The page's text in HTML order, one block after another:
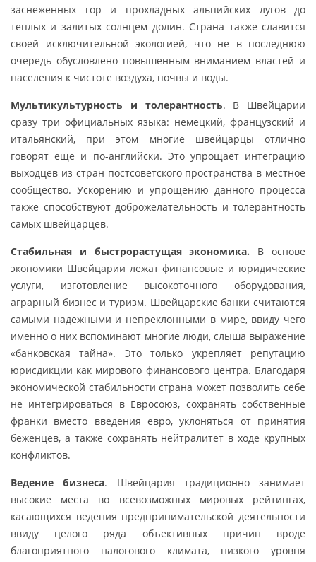
заснеженных гор и прохладных альпийских лугов до
теплых и залитых солнцем долин. Страна также славится
своей исключительной экологией, что не в последнюю
очередь обусловлено повышенным вниманием властей и
населения к чистоте воздуха, почвы и воды.
Мультикультурность и толерантность. В Швейцарии
сразу три официальных языка: немецкий, французский и
итальянский, при этом многие швейцарцы отлично
говорят еще и по-английски. Это упрощает интеграцию
выходцев из стран постсоветского пространства в местное
сообщество. Ускорению и упрощению данного процесса
также способствуют доброжелательность и толерантность
самых швейцарцев.
Стабильная и быстрорастущая экономика. В основе
экономики Швейцарии лежат финансовые и юридические
услуги, изготовление высокоточного оборудования,
аграрный бизнес и туризм. Швейцарские банки считаются
самыми надежными и непреклонными в мире, ввиду чего
именно о них вспоминают многие люди, слыша выражение
«банковская тайна». Это только укрепляет репутацию
юрисдикции как мирового финансового центра. Благодаря
экономической стабильности страна может позволить себе
не интегрироваться в Евросоюз, сохранять собственные
франки вместо введения евро, уклоняться от принятия
беженцев, а также сохранять нейтралитет в ходе крупных
конфликтов.
Ведение бизнеса. Швейцария традиционно занимает
высокие места во всевозможных мировых рейтингах,
касающихся ведения предпринимательской деятельности
ввиду целого ряда объективных причин вроде
благоприятного налогового климата, низкого уровня